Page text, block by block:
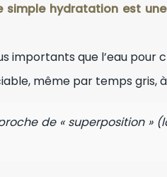
simple hydratation est
importants que l’eau
même par temps gris,
de « superposition »